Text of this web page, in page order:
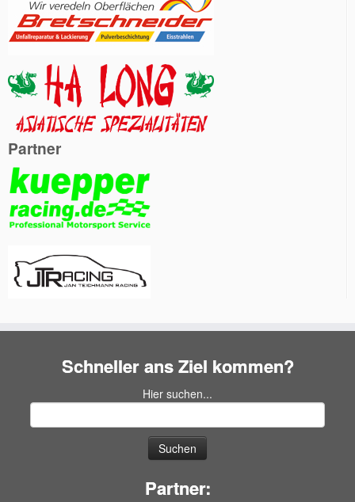
Partner
Schneller ans Ziel kommen?
Hier suchen...
Partner: